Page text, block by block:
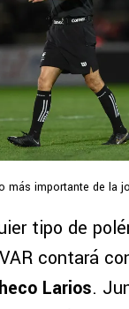
más importante de la
tipo de
contará
Larios.